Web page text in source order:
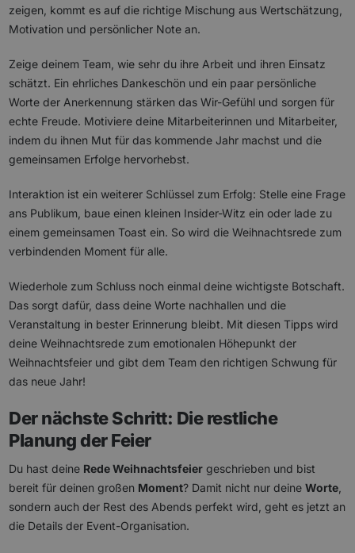
zeigen, kommt es auf die richtige Mischung aus Wertschätzung,
Motivation und persönlicher Note an.
Zeige deinem Team, wie sehr du ihre Arbeit und ihren Einsatz
schätzt. Ein ehrliches Dankeschön und ein paar persönliche
Worte der Anerkennung stärken das Wir-Gefühl und sorgen für
echte Freude. Motiviere deine Mitarbeiterinnen und Mitarbeiter,
indem du ihnen Mut für das kommende Jahr machst und die
gemeinsamen Erfolge hervorhebst.
Interaktion ist ein weiterer Schlüssel zum Erfolg: Stelle eine Frage
ans Publikum, baue einen kleinen Insider-Witz ein oder lade zu
einem gemeinsamen Toast ein. So wird die Weihnachtsrede zum
verbindenden Moment für alle.
Wiederhole zum Schluss noch einmal deine wichtigste Botschaft.
Das sorgt dafür, dass deine Worte nachhallen und die
Veranstaltung in bester Erinnerung bleibt. Mit diesen Tipps wird
deine Weihnachtsrede zum emotionalen Höhepunkt der
Weihnachtsfeier und gibt dem Team den richtigen Schwung für
das neue Jahr!
Der nächste Schritt: Die restliche
Planung der Feier
Du hast deine Rede Weihnachtsfeier geschrieben und bist
bereit für deinen großen Moment? Damit nicht nur deineWorte
sondern auch der Rest des Abends perfekt wird, geht es jetzt an
die Details der Event-Organisation.